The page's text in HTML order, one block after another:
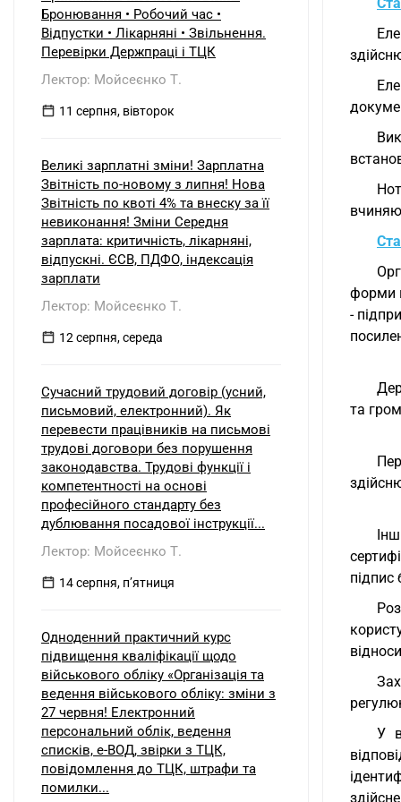
форми
-
та
підпис
У
Бронювання • Робочий час •
Відпустки • Лікарняні • Звільнення.
Перевірки Держпраці і ТЦК
Лектор: Мойсеєнко Т.
11 серпня, вівторок
Великі зарплатні зміни! Зарплатна
Звітність по-новому з липня! Нова
Звітність по квоті 4% та внеску за її
невиконання! Зміни Середня
зарплата: критичність, лікарняні,
відпускні. ЄСВ, ПДФО, індексація
зарплати
Лектор: Мойсеєнко Т.
12 серпня, середа
Сучасний трудовий договір (усний,
письмовий, електронний). Як
перевести працівників на письмові
трудові договори без порушення
законодавства. Трудові функції і
компетентності на основі
професійного стандарту без
дублювання посадової інструкції...
Лектор: Мойсеєнко Т.
14 серпня, пʼятниця
Одноденний практичний курс
підвищення кваліфікації щодо
військового обліку «Організація та
ведення військового обліку: зміни з
27 червня! Електронний
персональний облік, ведення
списків, е-ВОД, звірки з ТЦК,
повідомлення до ТЦК, штрафи та
помилки...